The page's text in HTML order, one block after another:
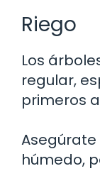
Riego
Los
regular,
primeros
Asegúrate
húmedo,